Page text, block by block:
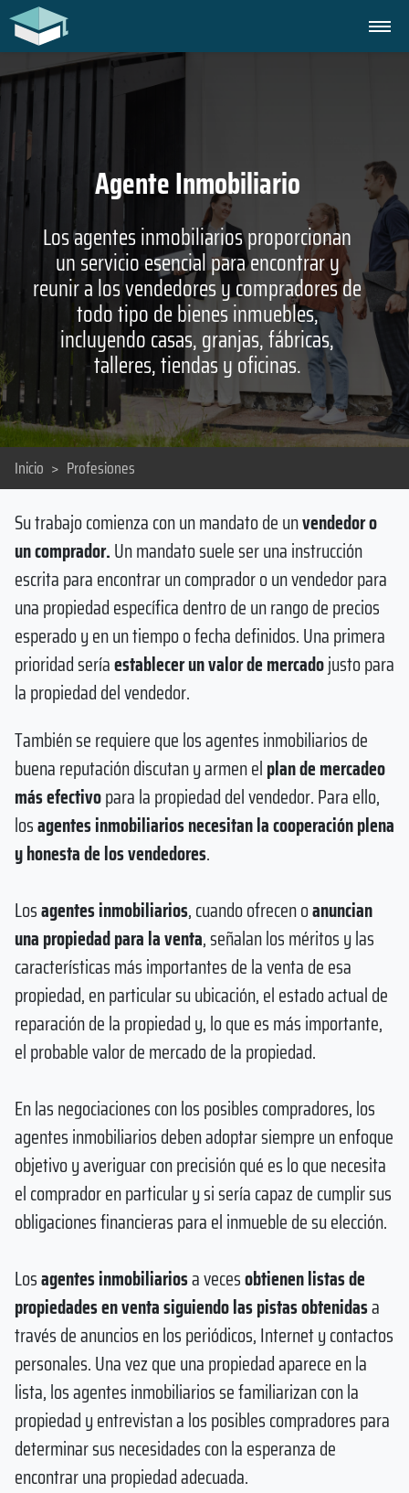
Agente Inmobiliario
Los agentes inmobiliarios proporcionan
un servicio esencial para encontrar y
reunir a los vendedores y compradores de
todo tipo de bienes inmuebles,
incluyendo casas, granjas, fábricas,
talleres, tiendas y oficinas.
Inicio > Profesiones
Su trabajo comienza con un mandato de unvendedor o
un comprador.Un mandato suele ser una instrucción
escrita para encontrar un comprador o un vendedor para
una propiedad específica dentro de un rango de precios
esperado y en un tiempo o fecha definidos. Una primera
prioridad seríaestablecer un valor de mercadojusto para
la propiedad del vendedor.
También se requiere que los agentes inmobiliarios de
buena reputación discutan y armen elplan de mercadeo
más efectivopara la propiedad del vendedor. Para ello,
losagentes inmobiliarios necesitan la cooperación plena
y honesta de los vendedores.
Losagentes inmobiliarios, cuando ofrecen oanuncian
una propiedad para la venta, señalan los méritos y las
características más importantes de la venta de esa
propiedad, en particular su ubicación, el estado actual de
reparación de la propiedad y, lo que es más importante,
el probable valor de mercado de la propiedad.
En las negociaciones con los posibles compradores, los
agentes inmobiliarios deben adoptar siempre un enfoque
objetivo y averiguar con precisión qué es lo que necesita
el comprador en particular y si sería capaz de cumplir sus
obligaciones financieras para el inmueble de su elección.
Losagentes inmobiliariosa vecesobtienen listas de
propiedades en venta siguiendo las pistas obtenidasa
través de anuncios en los periódicos, Internet y contactos
personales. Una vez que una propiedad aparece en la
lista, los agentes inmobiliarios se familiarizan con la
propiedad y entrevistan a los posibles compradores para
determinar sus necesidades con la esperanza de
encontrar una propiedad adecuada.